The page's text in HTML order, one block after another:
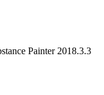
Painter 2018.3.3